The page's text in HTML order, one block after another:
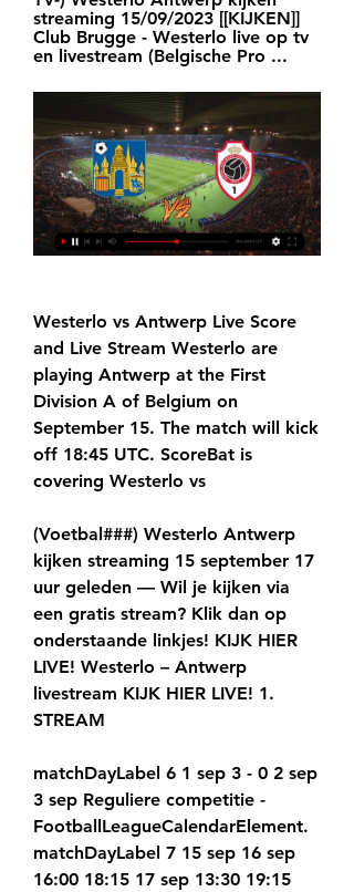
streaming 15/09/2023 [[KIJKEN]]
Club Brugge - Westerlo live op tv
en livestream (Belgische Pro ...
Westerlo vs Antwerp Live Score
and Live Stream Westerlo are
playing Antwerp at the First
Division A of Belgium on
September 15. The match will kick
off 18:45 UTC. ScoreBat is
covering Westerlo vs
(Voetbal###) Westerlo Antwerp
kijken streaming 15 september 17
uur geleden — Wil je kijken via
een gratis stream? Klik dan op
onderstaande linkjes! KIJK HIER
LIVE! Westerlo – Antwerp
livestream KIJK HIER LIVE! 1.
STREAM
matchDayLabel 6 1 sep 3 - 0 2 sep
3 sep Reguliere competitie -
FootballLeagueCalendarElement.
matchDayLabel 7 15 sep 16 sep
16:00 18:15 17 sep 13:30 19:15